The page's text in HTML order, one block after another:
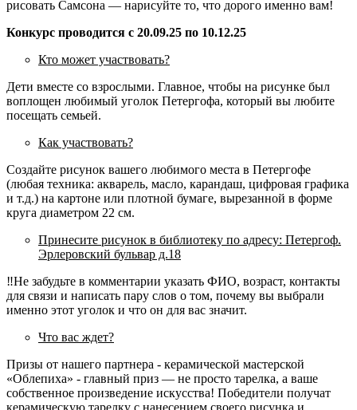
рисовать Самсона — нарисуйте то, что дорого именно вам!
Конкурс проводится с 20.09.25 по 10.12.25
Кто может участвовать?
Дети вместе со взрослыми. Главное, чтобы на рисунке был
воплощен любимый уголок Петергофа, который вы любите
посещать семьей.
Как участвовать?
Создайте рисунок вашего любимого места в Петергофе
(любая техника: акварель, масло, карандаш, цифровая графика
и т.д.) на картоне или плотной бумаге, вырезанной в форме
круга диаметром 22 см.
Принесите рисунок в библиотеку по адресу: Петергоф.
Эрлеровский бульвар д.18
‼Не забудьте в комментарии указать ФИО, возраст, контакты
для связи и написать пару слов о том, почему вы выбрали
именно этот уголок и что он для вас значит.
Что вас ждет?
Призы от нашего партнера - керамической мастерской
«Облепиха» - главный приз — не просто тарелка, а ваше
собственное произведение искусства! Победители получат
керамическую тарелку с нанесением своего рисунка и